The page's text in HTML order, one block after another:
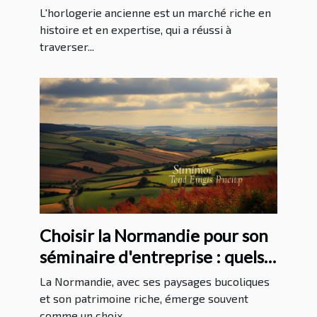
L'horlogerie ancienne est un marché riche en
histoire et en expertise, qui a réussi à
traverser...
Choisir la Normandie pour son
séminaire d'entreprise : quels
avantages ?
La Normandie, avec ses paysages bucoliques
et son patrimoine riche, émerge souvent